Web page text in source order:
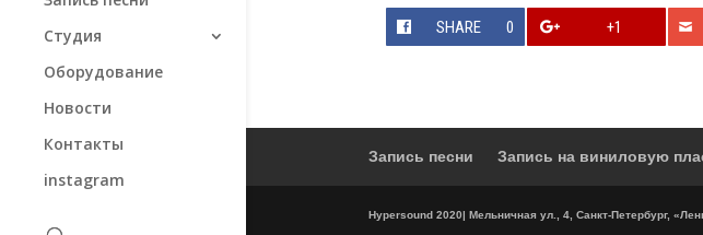
Студия
Оборудование
Новости
Контакты
instagram
SHARE 0 +1
Запись песни Запись на виниловую
Hypersound 2020| Мельничная ул., 4, Санкт-Петербург,